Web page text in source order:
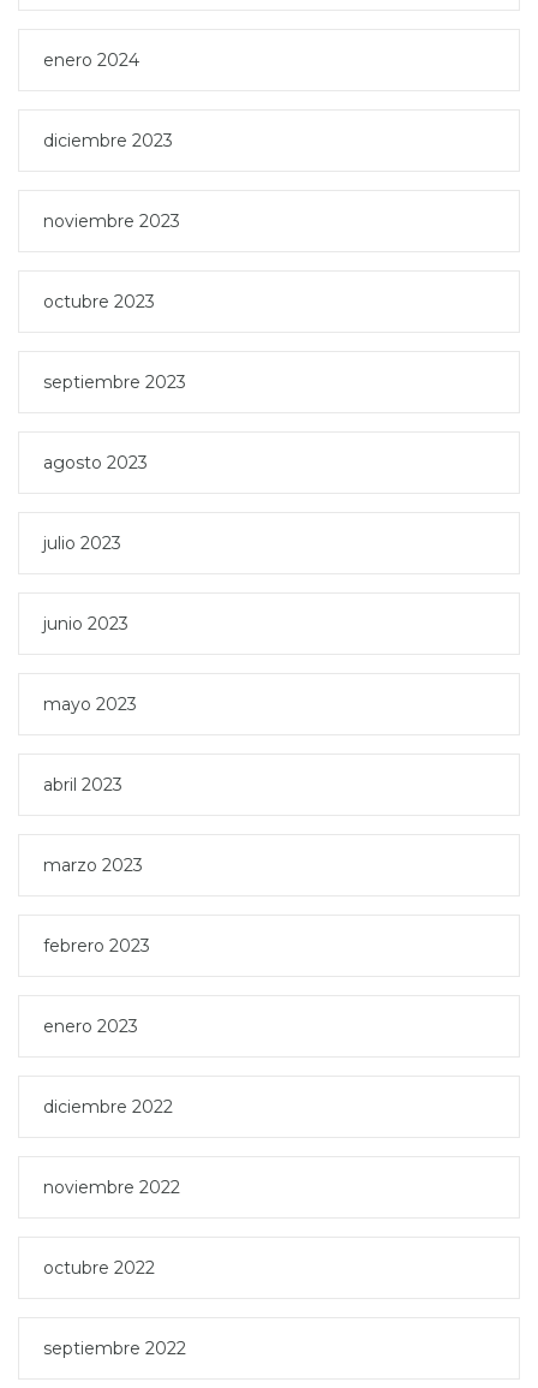
enero 2024
diciembre 2023
noviembre 2023
octubre 2023
septiembre 2023
agosto 2023
julio 2023
junio 2023
mayo 2023
abril 2023
marzo 2023
febrero 2023
enero 2023
diciembre 2022
noviembre 2022
octubre 2022
septiembre 2022